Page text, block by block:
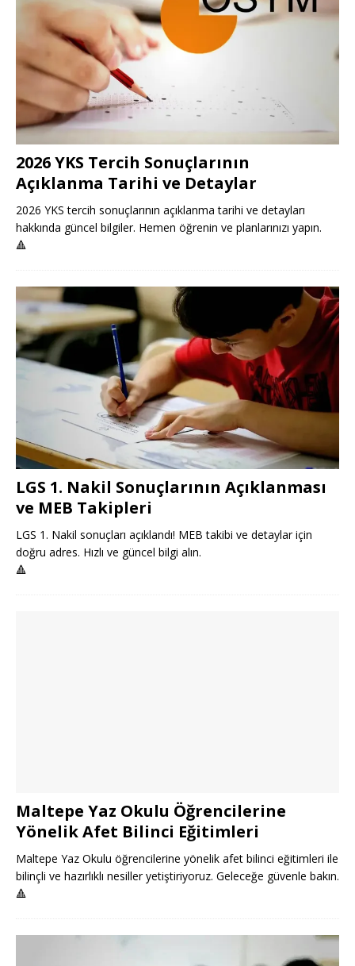
2026 YKS Tercih Sonuçlarının
Açıklanma Tarihi ve Detaylar
2026 YKS tercih sonuçlarının açıklanma tarihi ve detayları
hakkında güncel bilgiler. Hemen öğrenin ve planlarınızı yapın.
🔺
LGS 1. Nakil Sonuçlarının Açıklanması
ve MEB Takipleri
LGS 1. Nakil sonuçları açıklandı! MEB takibi ve detaylar için
doğru adres. Hızlı ve güncel bilgi alın.
🔺
Maltepe Yaz Okulu Öğrencilerine
Yönelik Afet Bilinci Eğitimleri
Maltepe Yaz Okulu öğrencilerine yönelik afet bilinci eğitimleri ile
bilinçli ve hazırlıklı nesiller yetiştiriyoruz. Geleceğe güvenle bakın.
🔺